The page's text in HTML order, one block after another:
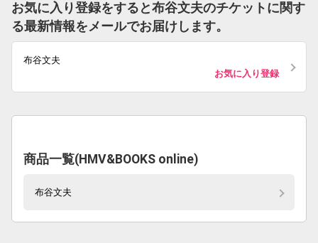
お気に入り登録をすると布谷文夫のチケットに関す
る最新情報をメールでお届けします。
布谷文夫
お気に入り登録
商品一覧(HMV&BOOKS online)
布谷文夫